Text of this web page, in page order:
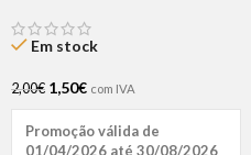
Hair (1 UNIDADE)
Em stock
2,00€ 1,50€ com IVA
Promoção válida de
01/04/2026 até 30/08/2026